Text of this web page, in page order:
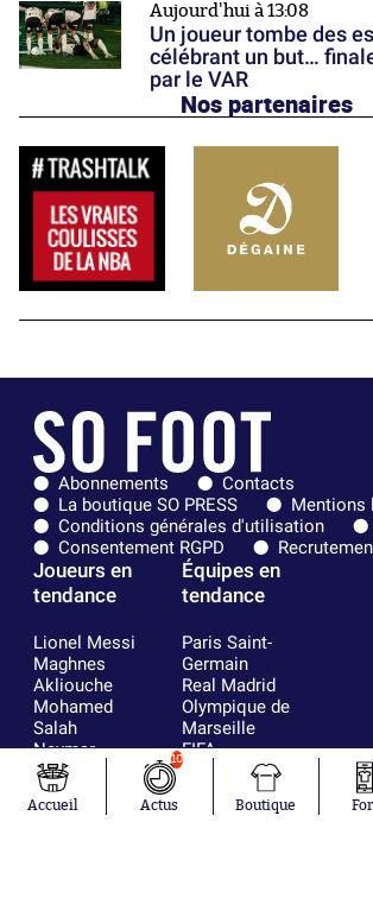
Aujourd'hui à 13:08
Un joueur tombe des
célébrant un but…
par le VAR
Nos partenaires
Abonnements
Contacts
La boutique SO PRESS
Mentions
Conditions générales d'utilisation
Consentement RGPD
Joueurs en
tendance
Lionel Messi
Maghnes
Akliouche
Mohamed
Salah
Neymar
Julián Álvarez
Ferrán Torres
Kilian Corredor
Équipes en
tendance
Paris Saint-
Germain
Real Madrid
Olympique de
Marseille
FIFA
FC Barcelone
Argentine
Olympique
Accueil
10
Actus Boutique